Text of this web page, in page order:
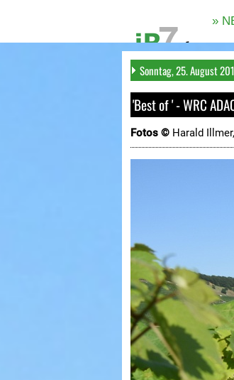
Sonntag, 25. August
'Best of ' - WRC
Fotos © Harald